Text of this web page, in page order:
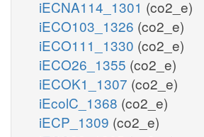
iECNA114_1301 (co2_e)
iECO103_1326 (co2_e)
iECO111_1330 (co2_e)
iECO26_1355 (co2_e)
iECOK1_1307 (co2_e)
iEcolC_1368 (co2_e)
iECP_1309 (co2_e)